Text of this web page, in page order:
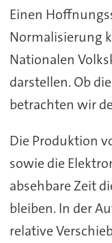
Einen
Normalisierung
Nationalen
darstellen. Ob
betrachten wir
Die Produktion
sowie die
absehbare Zeit
bleiben. In der
relative